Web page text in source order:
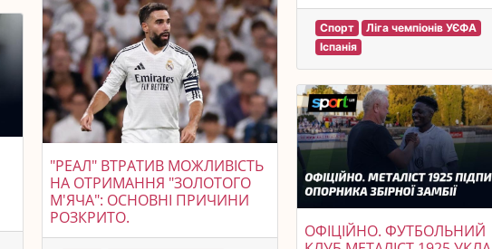
"РЕАЛ" ВТРАТИВ МОЖЛИВІСТЬ
НА ОТРИМАННЯ "ЗОЛОТОГО
М'ЯЧА": ОСНОВНІ ПРИЧИНИ
РОЗКРИТО.
Спорт
Ліга чемпіонів УЄФА
Іспанія
ОФІЦІЙНО. ФУТБОЛЬНИЙ